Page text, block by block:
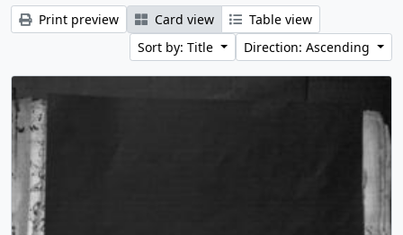
Print preview Card view
Table view
Sort by: Title
Direction: Ascending